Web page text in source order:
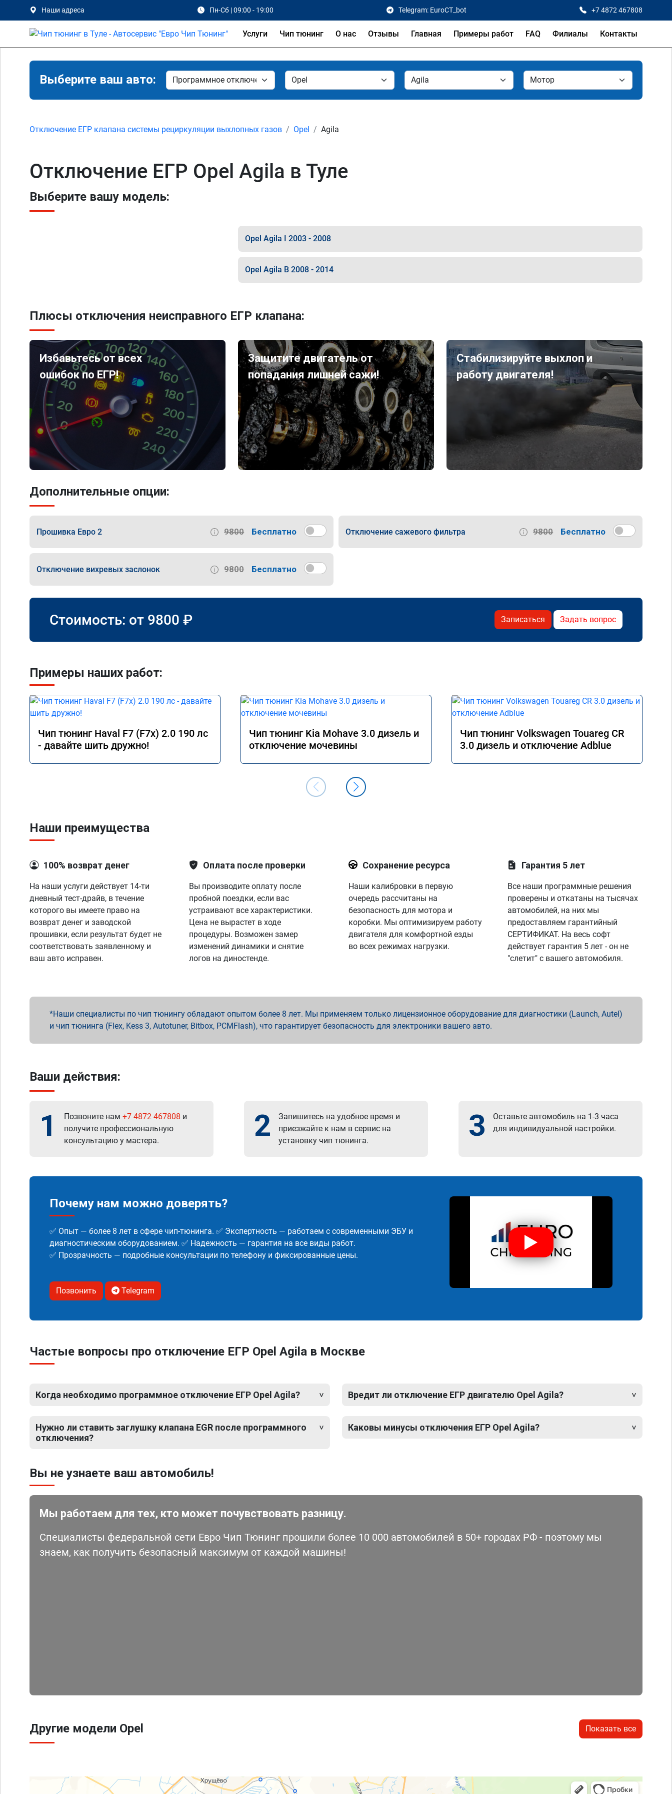
Наши адреса Пн-Сб | 09:00 - 19:00 Telegram: EuroCT_bot +7 4872 467808
Услуги Чип тюнинг О нас Отзывы Главная Примеры работ FAQ Филиалы Контакты
Выберите ваш авто:
Отключение ЕГР клапана системы рециркуляции выхлопных газов Opel Agila
Отключение ЕГР Opel Agila в Туле
Выберите вашу модель:
Opel Agila I 2003 - 2008
Opel Agila B 2008 - 2014
Плюсы отключения неисправного ЕГР клапана:
Избавьтесь от всех
ошибок по ЕГР!
Защитите двигатель от
попадания лишней сажи!
Стабилизируйте выхлоп и
работу двигателя!
Дополнительные опции:
Прошивка Евро 2 9800 Бесплатно Отключение сажевого фильтра 9800 Бесплатно
Отключение вихревых заслонок 9800 Бесплатно
Стоимость: от 9800 ₽ Записаться Задать вопрос
Примеры наших работ:
Чип тюнинг Haval F7 (F7x) 2.0 190 лс
- давайте шить дружно!
Чип тюнинг Kia Mohave 3.0 дизель и
отключение мочевины
Чип тюнинг Volkswagen Touareg CR
3.0 дизель и отключение Adblue
Наши преимущества
100% возврат денег
На наши услуги действует 14-ти
дневный тест-драйв, в течение
которого вы имеете право на
возврат денег и заводской
прошивки, если результат будет не
соответствовать заявленному и
ваш авто исправен.
Оплата после проверки
Вы производите оплату после
пробной поездки, если вас
устраивают все характеристики.
Цена не вырастет в ходе
процедуры. Возможен замер
изменений динамики и снятие
логов на диностенде.
Сохранение ресурса
Наши калибровки в первую
очередь рассчитаны на
безопасность для мотора и
коробки. Мы оптимизируем работу
двигателя для комфортной езды
во всех режимах нагрузки.
Гарантия 5 лет
Все наши программные решения
проверены и откатаны на тысячах
автомобилей, на них мы
предоставляем гарантийный
СЕРТИФИКАТ. На весь софт
действует гарантия 5 лет - он не
"слетит" с вашего автомобиля.
Наши специалисты по чип тюнингу обладают опытом более 8 лет. Мы применяем только лицензионное оборудование для диагностики (Launch, Autel)
и чип тюнинга (Flex, Kess 3, Autotuner, Bitbox, PCMFlash), что гарантирует безопасность для электроники вашего авто.
Ваши действия:
1 Позвоните нам +7 4872 467808 и
получите профессиональную
консультацию у мастера.
2
Запишитесь на удобное время и
приезжайте к нам в сервис на
установку чип тюнинга.
3
Оставьте автомобиль на 1-3 часа
для индивидуальной настройки.
Почему нам можно доверять?
✅ Опыт — более 8 лет в сфере чип-тюнинга. ✅ Экспертность — работаем с современными ЭБУ и
диагностическим оборудованием. ✅ Надежность — гарантия на все виды работ.
✅ Прозрачность — подробные консультации по телефону и фиксированные цены.
Позвонить Telegram
Частые вопросы про отключение ЕГР Opel Agila в Москве
Когда необходимо программное отключение ЕГР Opel Agila?
Нужно ли ставить заглушку клапана EGR после программного
отключения?
Вредит ли отключение ЕГР двигателю Opel Agila?
Каковы минусы отключения ЕГР Opel Agila?
Вы не узнаете ваш автомобиль!
Мы работаем для тех, кто может почувствовать разницу.
Специалисты федеральной сети Евро Чип Тюнинг прошили более 10 000 автомобилей в 50+ городах РФ - поэтому мы
знаем, как получить безопасный максимум от каждой машины!
Другие модели Opel Показать все